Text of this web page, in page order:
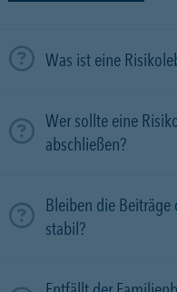
Was ist eine
Wer sollte eine
abschließen?
Bleiben die Beiträge
stabil?